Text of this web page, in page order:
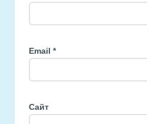
Email *
Сайт